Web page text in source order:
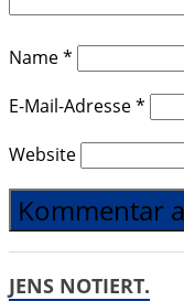
Name*
E-Mail-Adresse*
Website
JENS NOTIERT.